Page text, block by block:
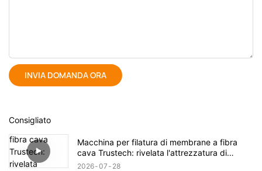
INVIA DOMANDA ORA
Consigliato
Macchina per filatura di membrane a fibra
cava Trustech: rivelata l'attrezzatura di
filatura TIPS (17)
2026 07 28